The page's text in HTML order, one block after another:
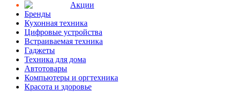
Aкции
Бренды
Кухонная техника
Цифровые устройства
Встраиваемая техника
Гаджеты
Техника для дома
Автотовары
Компьютеры и оргтехника
Красота и здоровье